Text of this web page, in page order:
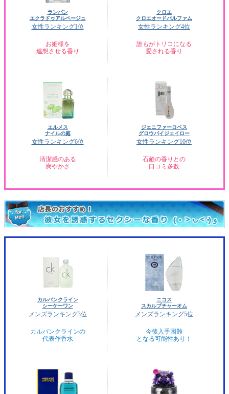
ランバン
エクラドゥアルページュ
女性ランキング1位
お姫様を
連想させる香り
クロエ
クロエオードパルファム
女性ランキング4位
誰もがトリコになる
愛される香り
エルメス
ナイルの庭
女性ランキング6位
清潔感のある
爽やかさ
ジェニファーロペス
グロウバイジェイロー
女性ランキング10位
石鹸の香りとの
口コミ多数
カルバンクライン
シーケーワン
メンズランキング3位
カルバンクラインの
代表作香水
ニコス
スカルプチャーオム
メンズランキング5位
今後入手困難
となる可能性あり！